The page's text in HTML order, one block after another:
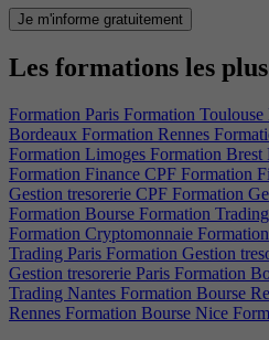
Je m'informe gratuitement
Les formations les
Formation Paris Formation Toulouse
Bordeaux Formation Rennes
Formation Limoges Formation Brest
Formation Finance CPF Formation
Gestion tresorerie CPF Formation
Formation Bourse Formation Trading
Formation Cryptomonnaie
Trading Paris Formation Gestion
Gestion tresorerie Paris Formation
Trading Nantes Formation Bourse
Rennes Formation Bourse Nice